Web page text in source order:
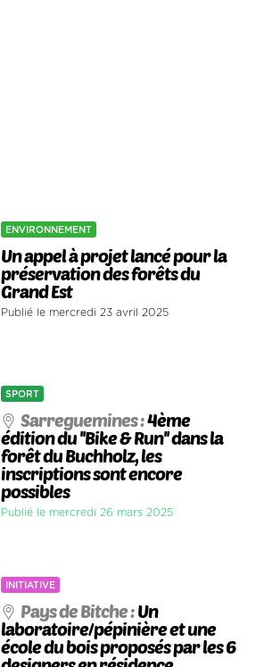
ENVIRONNEMENT
Un appel à projet lancé pour la
préservation des forêts du
Grand Est
Publié le mercredi 23 avril 2025
SPORT
Sarreguemines :4ème
édition du ''Bike & Run'' dans la
forêt du Buchholz, les
inscriptions sont encore
possibles
Publié le mercredi 26 mars 2025
INITIATIVE
Pays de Bitche :Un
laboratoire/pépinière et une
école du bois proposés par les 6